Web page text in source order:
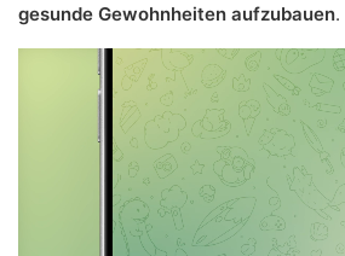
gesunde Gewohnheiten aufzubauen.